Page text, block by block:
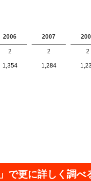
2006 2007
2 2 2
1,354 1,284
で更に詳しく調べ